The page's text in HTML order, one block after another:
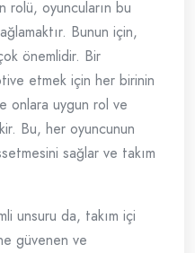
rolü, oyuncuların bu
Bunun için,
önemlidir. Bir
etmek için her birinin
onlara uygun rol ve
Bu, her oyuncunun
sağlar ve takım
unsuru da, takım içi
güvenen ve